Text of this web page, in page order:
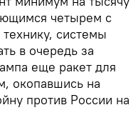
четырем с
системы
в очередь за
еще ракет для
окопавшись на
против России на